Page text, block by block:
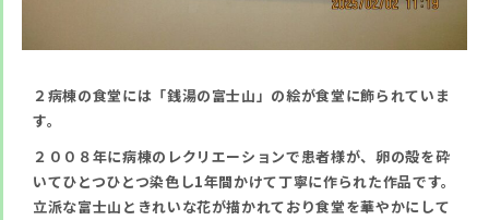
２病棟の食堂には「銭湯の富士山」の絵が食堂に飾られていま
す。
２００８年に病棟のレクリエーションで患者様が、卵の殻を砕
いてひとつひとつ染色し1年間かけて丁寧に作られた作品です。
立派な富士山ときれいな花が描かれており食堂を華やかにして